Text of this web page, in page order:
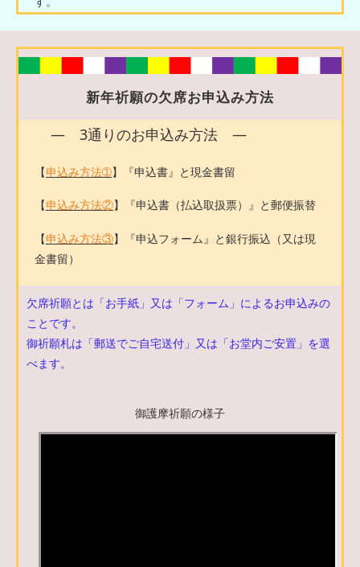
新年祈願の欠席お申込み方法
― 3通りのお申込み方法 ―
【申込み方法➀】『申込書』と現金書留
【申込み方法②】『申込書（払込取扱票）』と郵便振替
【申込み方法③】『申込フォーム』と銀行振込（又は現
金書留）
欠席祈願とは「お手紙」又は「フォーム」によるお申込みの
ことです。
御祈願札は「郵送でご自宅送付」又は「お堂内ご安置」を選
べます。
御護摩祈願の様子